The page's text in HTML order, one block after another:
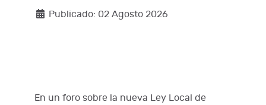
Publicado: 02 Agosto 2026
En un foro sobre la nueva Ley Local de